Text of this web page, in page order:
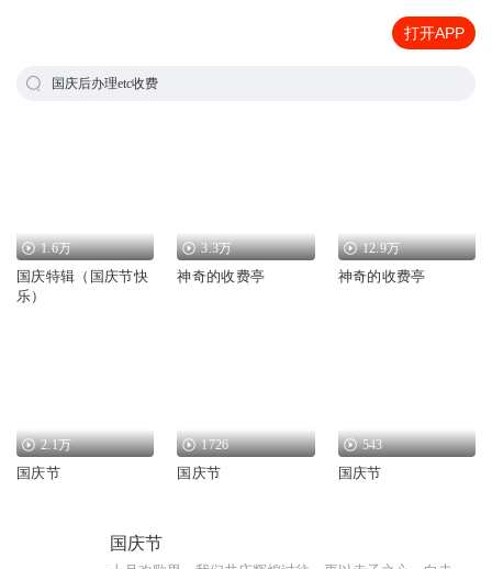
打开APP
国庆后办理etc收费
1.6万
国庆特辑（国庆节快
乐）
3.3万
神奇的收费亭
12.9万
神奇的收费亭
2.1万
国庆节
1726
国庆节
543
国庆节
国庆节